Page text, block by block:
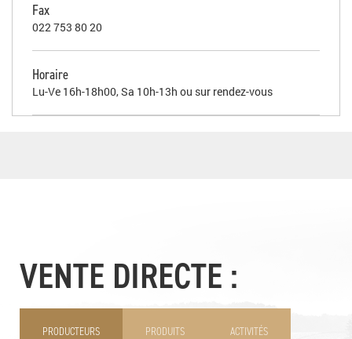
Fax
022 753 80 20
Horaire
Lu-Ve 16h-18h00, Sa 10h-13h ou sur rendez-vous
VENTE DIRECTE :
PRODUCTEURS PRODUITS ACTIVITÉS